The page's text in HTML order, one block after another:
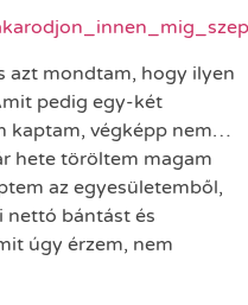
azt mondtam, hogy ilyen
pedig egy-két
kaptam, végképp nem…
hete töröltem magam
az egyesületemből,
nettó bántást és
úgy érzem, nem